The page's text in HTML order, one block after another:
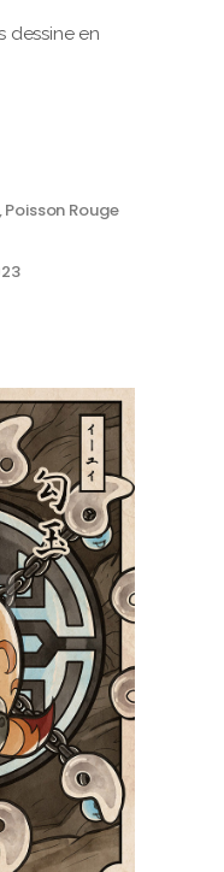
dessine en
Rouge